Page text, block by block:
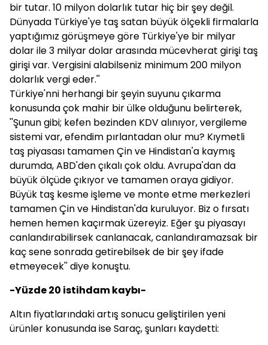
bir tutar. 10 milyon dolarlık tutar hiç bir şey değil.
Dünyada Türkiye'ye taş satan büyük ölçekli firmalarla
yaptığımız görüşmeye göre Türkiye'ye bir milyar
dolar ile 3 milyar dolar arasında mücevherat girişi taş
girişi var. Vergisini alabilseniz minimum 200 milyon
dolarlık vergi eder.''
Türkiye'nni herhangi bir şeyin suyunu çıkarma
konusunda çok mahir bir ülke olduğunu belirterek,
''Şunun gibi; kefen bezinden KDV alınıyor, vergileme
sistemi var, efendim pırlantadan olur mu? Kıymetli
taş piyasası tamamen Çin ve Hindistan'a kaymış
durumda, ABD'den çıkalı çok oldu. Avrupa'dan da
büyük ölçüde çıkıyor ve tamamen oraya gidiyor.
Büyük taş kesme işleme ve monte etme merkezleri
tamamen Çin ve Hindistan'da kuruluyor. Biz o fırsatı
hemen hemen kaçırmak üzereyiz. Eğer şu piyasayı
canlandırabilirsek canlanacak, canlandıramazsak bir
kaç sene sonrada getirebilsek de bir şey ifade
etmeyecek'' diye konuştu.
-Yüzde 20 istihdam kaybı-
Altın fiyatlarındaki artış sonucu geliştirilen yeni
ürünler konusunda ise Saraç, şunları kaydetti: